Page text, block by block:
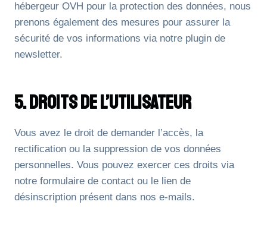
hébergeur OVH pour la protection des données, nous
prenons également des mesures pour assurer la
sécurité de vos informations via notre plugin de
newsletter.
5. Droits De L’Utilisateur
Vous avez le droit de demander l’accès, la
rectification ou la suppression de vos données
personnelles. Vous pouvez exercer ces droits via
notre formulaire de contact ou le lien de
désinscription présent dans nos e-mails.